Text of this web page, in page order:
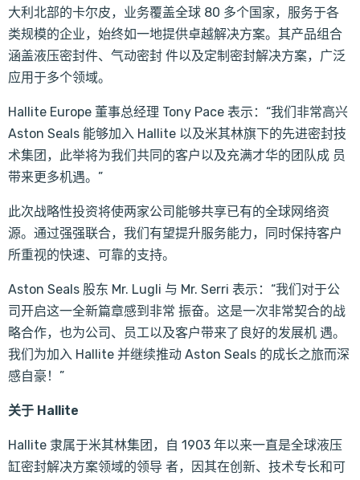
大利北部的卡尔皮，业务覆盖全球 80 多个国家，服务于各
类规模的企业，始终如一地提供卓越解决方案。其产品组合
涵盖液压密封件、气动密封 件以及定制密封解决方案，广泛
应用于多个领域。
Hallite Europe 董事总经理 Tony Pace 表示：“我们非常高兴
Aston Seals 能够加入 Hallite 以及米其林旗下的先进密封技
术集团，此举将为我们共同的客户以及充满才华的团队成 员
带来更多机遇。”
此次战略性投资将使两家公司能够共享已有的全球网络资
源。通过强强联合，我们有望提升服务能力，同时保持客户
所重视的快速、可靠的支持。
Aston Seals 股东 Mr. Lugli 与 Mr. Serri 表示：“我们对于公
司开启这一全新篇章感到非常 振奋。这是一次非常契合的战
略合作，也为公司、员工以及客户带来了良好的发展机 遇。
我们为加入 Hallite 并继续推动 Aston Seals 的成长之旅而深
感自豪！”
关于 Hallite
Hallite 隶属于米其林集团，自 1903 年以来一直是全球液压
缸密封解决方案领域的领导 者，因其在创新、技术专长和可